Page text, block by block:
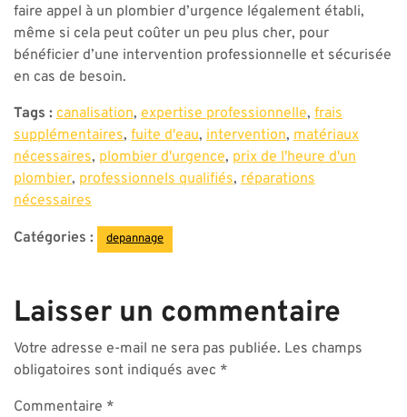
faire appel à un plombier d’urgence légalement établi,
même si cela peut coûter un peu plus cher, pour
bénéficier d’une intervention professionnelle et sécurisée
en cas de besoin.
Tags : canalisation, expertise professionnelle, frais
supplémentaires, fuite d'eau, intervention, matériaux
nécessaires, plombier d'urgence, prix de l'heure d'un
plombier, professionnels qualifiés, réparations
nécessaires
Catégories : depannage
Laisser un commentaire
Votre adresse e-mail ne sera pas publiée. Les champs
obligatoires sont indiqués avec *
Commentaire *